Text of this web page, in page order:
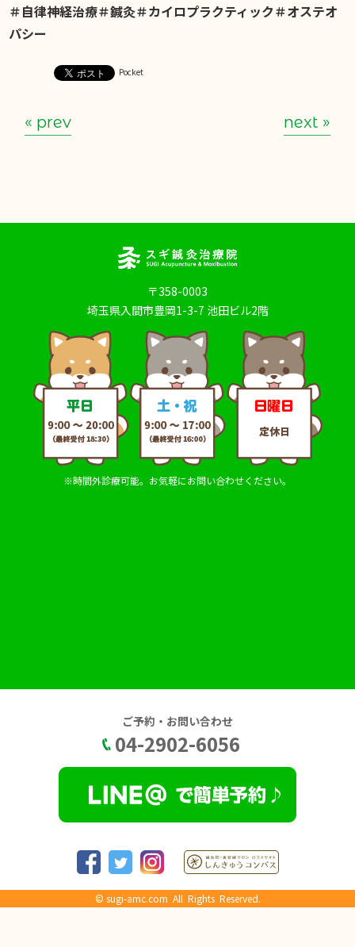
＃自律神経治療＃鍼灸＃カイロプラクティック＃オステオ
パシー
Pocket
« prev next »
〒358-0003
埼玉県入間市豊岡1-3-7 池田ビル2階
※時間外診療可能。お気軽にお問い合わせください。
ご予約・お問い合わせ
04-2902-6056
© sugi-amc.com All Rights Reserved.